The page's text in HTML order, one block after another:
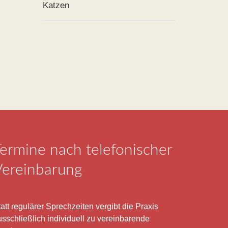
Katzen
Termine nach telefonischer
regulärer Sprechzeiten vergibt die Praxis
individuell zu vereinbarende